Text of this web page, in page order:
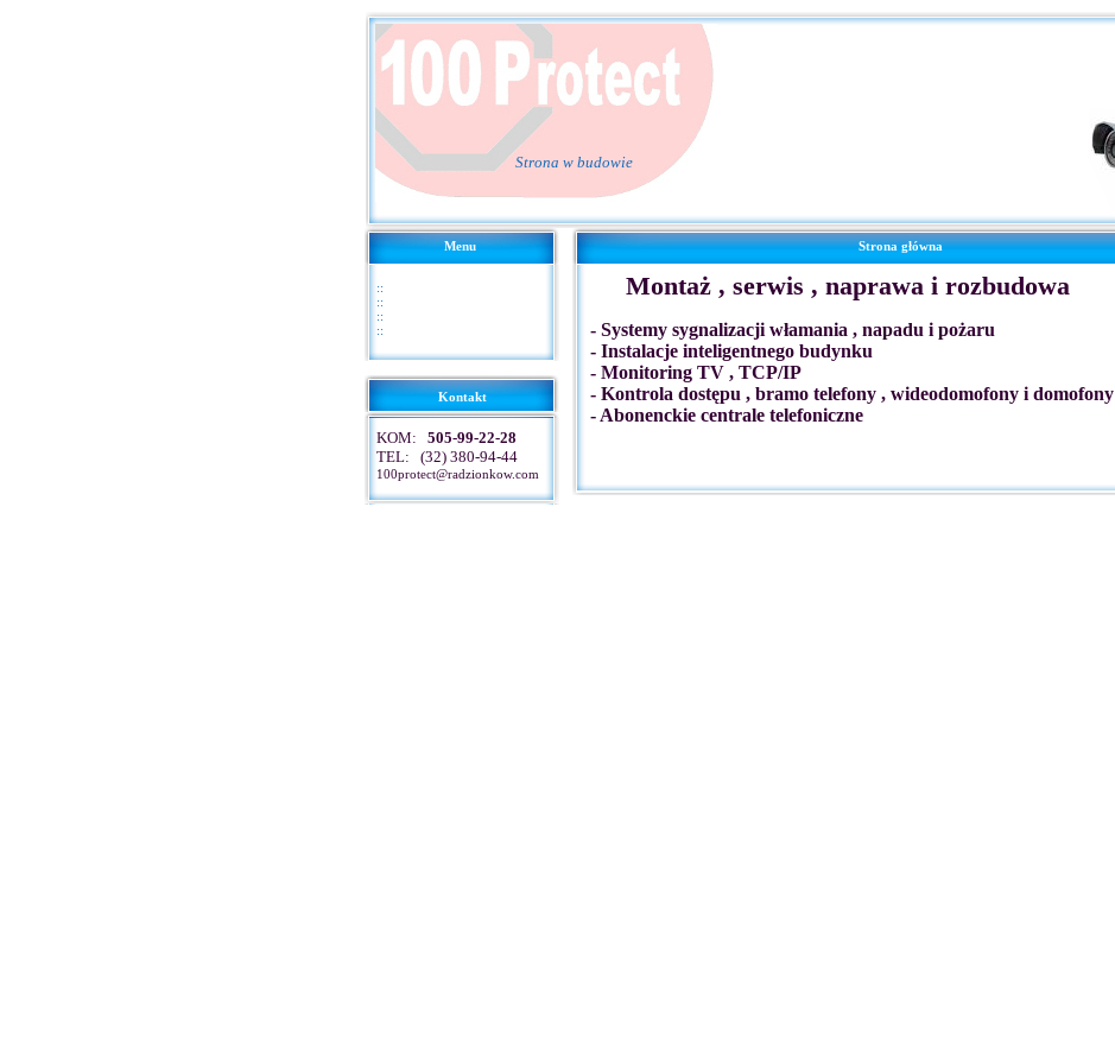
Strona w budowie
Menu
::
::
::
::
Kontakt
KOM: 505-99-22-28
TEL: (32) 380-94-44
100protect@radzionkow.com
Strona główna
Montaż , serwis , naprawa i rozbudowa
- Systemy sygnalizacji włamania , napadu i pożaru
- Instalacje inteligentnego budynku
- Monitoring TV , TCP/IP
- Kontrola dostępu , bramo telefony , wideodomofony i domofony
- Abonenckie centrale telefoniczne